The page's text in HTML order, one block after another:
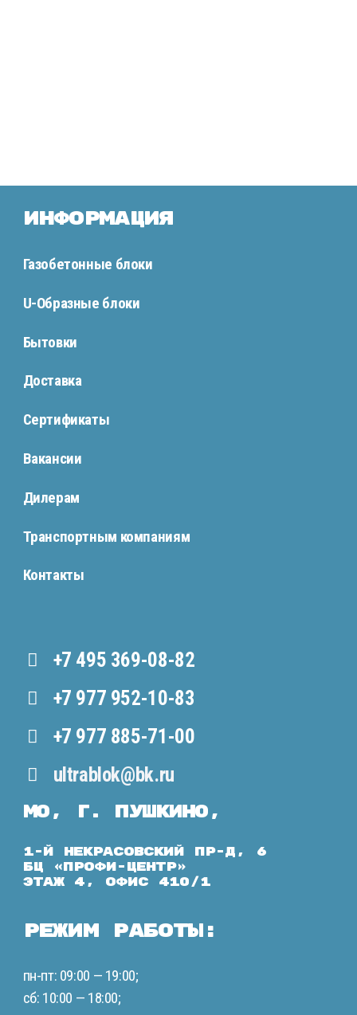
Информация
Газобетонные блоки
U-Образные блоки
Бытовки
Доставка
Сертификаты
Вакансии
Дилерам
Транспортным компаниям
Контакты
+7 495 369-08-82
+7 977 952-10-83
+7 977 885-71-00
ultrablok@bk.ru
МО, г. Пушкино,
1-й Некрасовский пр-д, 6
БЦ «ПРОФИ-ЦЕНТР»
этаж 4, офис 410/1
Режим работы:
пн-пт: 09:00 — 19:00;
сб: 10:00 — 18:00;